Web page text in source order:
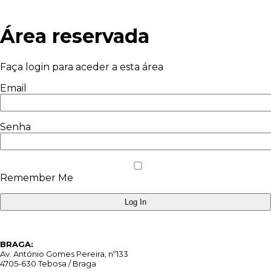
content
Área reservada
Faça login para aceder a esta área
Email
Senha
Remember Me
BRAGA:
Av. António Gomes Pereira, nº133
4705-630 Tebosa / Braga